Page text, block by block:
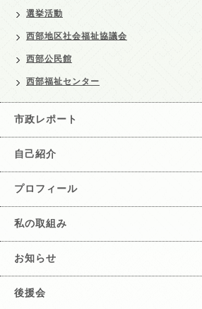
選挙活動
西部地区社会福祉協議会
西部公民館
西部福祉センター
市政レポート
自己紹介
プロフィール
私の取組み
お知らせ
後援会